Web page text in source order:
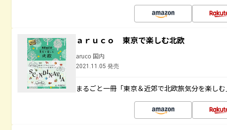
ａｒｕｃｏ 東京で楽しむ北欧
aruco 国内
2021.11.05 発売
まるごと一冊「東京＆近郊で北欧旅気分を楽し